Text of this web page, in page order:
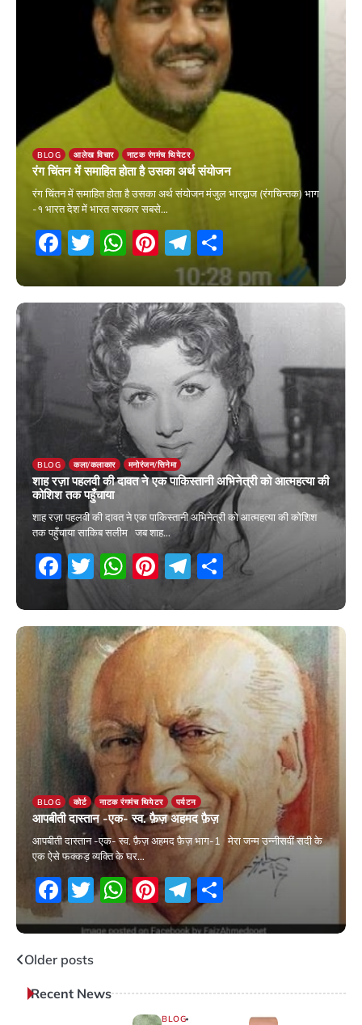
BLOG आलेख विचार नाटक रंगमंच थियेटर
रंग चिंतन में समाहित होता है उसका अर्थ संयोजन
रंग चिंतन में समाहित होता है उसका अर्थ संयोजन मंजुल भारद्वाज (रंगचिन्तक) भाग
-१ भारत देश में भारत सरकार सबसे…
Facebook
Twitter
WhatsApp
Pinterest
Telegram
Share
25 March 2026
BLOG कला/कलाकार मनोरंजन/सिनेमा
शाह रज़ा पहलवी की दावत ने एक पाकिस्तानी अभिनेत्री को आत्महत्या की
कोशिश तक पहुँचाया
शाह रज़ा पहलवी की दावत ने एक पाकिस्तानी अभिनेत्री को आत्महत्या की कोशिश
तक पहुँचाया साकिब सलीम जब शाह…
Facebook
Twitter
WhatsApp
Pinterest
Telegram
Share
13 March 2026
BLOG कोर्ट नाटक रंगमंच थियेटर पर्यटन
आपबीती दास्तान -एक- स्व. फ़ैज़ अहमद फ़ैज़
आपबीती दास्तान -एक- स्व. फ़ैज़ अहमद फ़ैज़ भाग-1 मेरा जन्म उन्नीसवीं सदी के
एक ऐसे फक्कड़ व्यक्ति के घर…
Facebook
Twitter
WhatsApp
Pinterest
Telegram
Share
14 February 2026
Posts
navigation
Older posts
Recent News
BLOG